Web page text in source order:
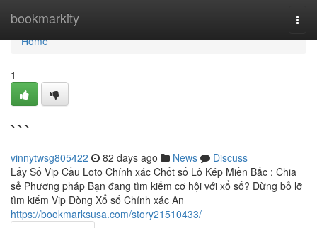
bookmarkity
Home
Home
1
```
vinnytwsg805422 82 days ago News
Discuss
Lấy Số Vip Cầu Loto Chính xác Chốt số Lô Kép Miền Bắc : Chia
sẻ Phương pháp Bạn đang tìm kiếm cơ hội với xổ số? Đừng bỏ lỡ
tìm kiếm Vip Dòng Xổ số Chính xác An
https://bookmarksusa.com/story21510433/